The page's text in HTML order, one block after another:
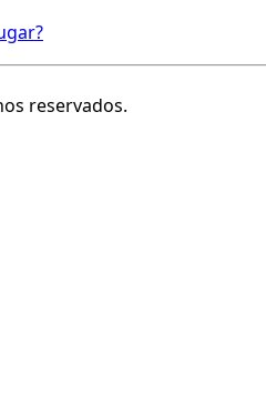
reservados.